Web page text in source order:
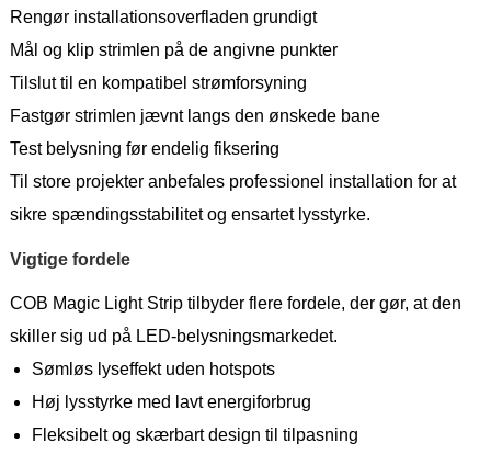
Rengør installationsoverfladen grundigt
Mål og klip strimlen på de angivne punkter
Tilslut til en kompatibel strømforsyning
Fastgør strimlen jævnt langs den ønskede bane
Test belysning før endelig fiksering
Til store projekter anbefales professionel installation for at
sikre spændingsstabilitet og ensartet lysstyrke.
Vigtige fordele
COB Magic Light Strip tilbyder flere fordele, der gør, at den
skiller sig ud på LED-belysningsmarkedet.
Sømløs lyseffekt uden hotspots
Høj lysstyrke med lavt energiforbrug
Fleksibelt og skærbart design til tilpasning